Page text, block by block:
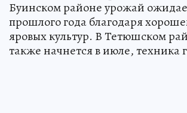
Буинском районе урожай
прошлого года благодаря
яровых культур. В Тетюшском
также начнется в июле, техника